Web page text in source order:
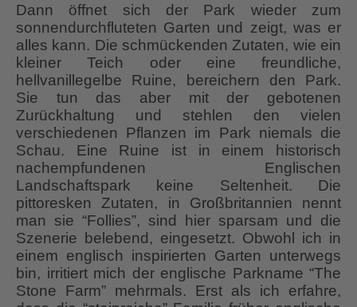
Dann öffnet sich der Park wieder zum
sonnendurchfluteten Garten und zeigt, was er
alles kann. Die schmückenden Zutaten, wie ein
kleiner Teich oder eine freundliche,
hellvanillegelbe Ruine, bereichern den Park.
Sie tun das aber mit der gebotenen
Zurückhaltung und stehlen den vielen
verschiedenen Pflanzen im Park niemals die
Schau. Eine Ruine ist in einem historisch
nachempfundenen Englischen
Landschaftspark keine Seltenheit. Die
pittoresken Zutaten, in Großbritannien nennt
man sie “Follies”, sind hier sparsam und die
Szenerie belebend, eingesetzt. Obwohl ich in
einem englisch inspirierten Garten unterwegs
bin, irritiert mich der englische Parkname “The
Stone Farm” mehrmals. Erst als ich erfahre,